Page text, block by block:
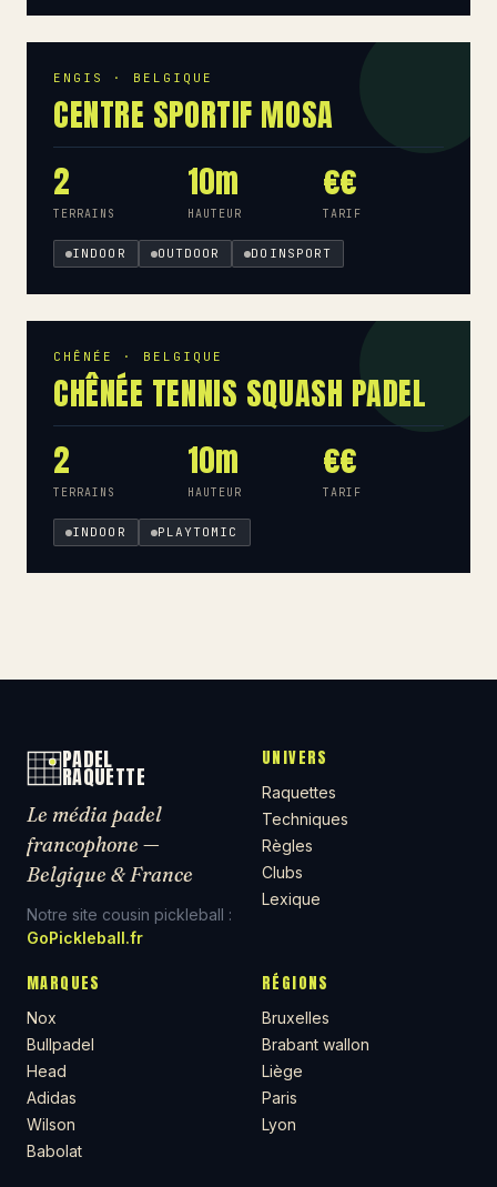
ENGIS · BELGIQUE
CENTRE SPORTIF MOSA
2
TERRAINS
10m
HAUTEUR
€€
TARIF
INDOOR OUTDOOR DOINSPORT
CHÊNÉE · BELGIQUE
CHÊNÉE TENNIS SQUASH PADEL
2
TERRAINS
10m
HAUTEUR
€€
TARIF
INDOOR PLAYTOMIC
PADEL
RAQUETTE
Le média padel
francophone —
Belgique & France
Notre site cousin pickleball :
GoPickleball.fr
UNIVERS
Raquettes
Techniques
Règles
Clubs
Lexique
MARQUES
Nox
Bullpadel
Head
Adidas
Wilson
Babolat
RÉGIONS
Bruxelles
Brabant wallon
Liège
Paris
Lyon